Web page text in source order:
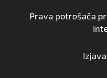
Prava potrošača